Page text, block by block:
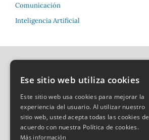
Comunicación
Inteligencia Artificial
Ese sitio web utiliza cookies
Este sitio web usa cookies para mejorar la
experiencia del usuario. Al utilizar nuestro
sitio web, usted acepta todas las cookies de
acuerdo con nuestra Política de cookies.
Más información